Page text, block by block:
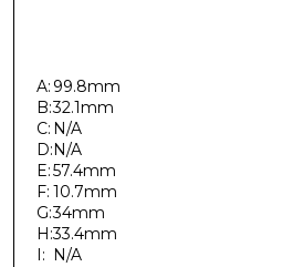
A: 99.8mm
B:32.1mm
C: N/A
D: N/A
E:57.4mm
F: 10.7mm
G:34mm
H:33.4mm
I:
N/A